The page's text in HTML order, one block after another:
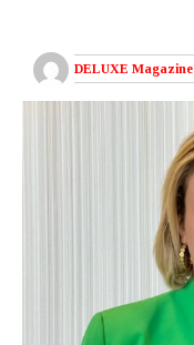
DELUXE Magazine